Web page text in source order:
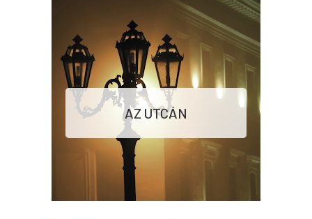
AZ UTCÁN